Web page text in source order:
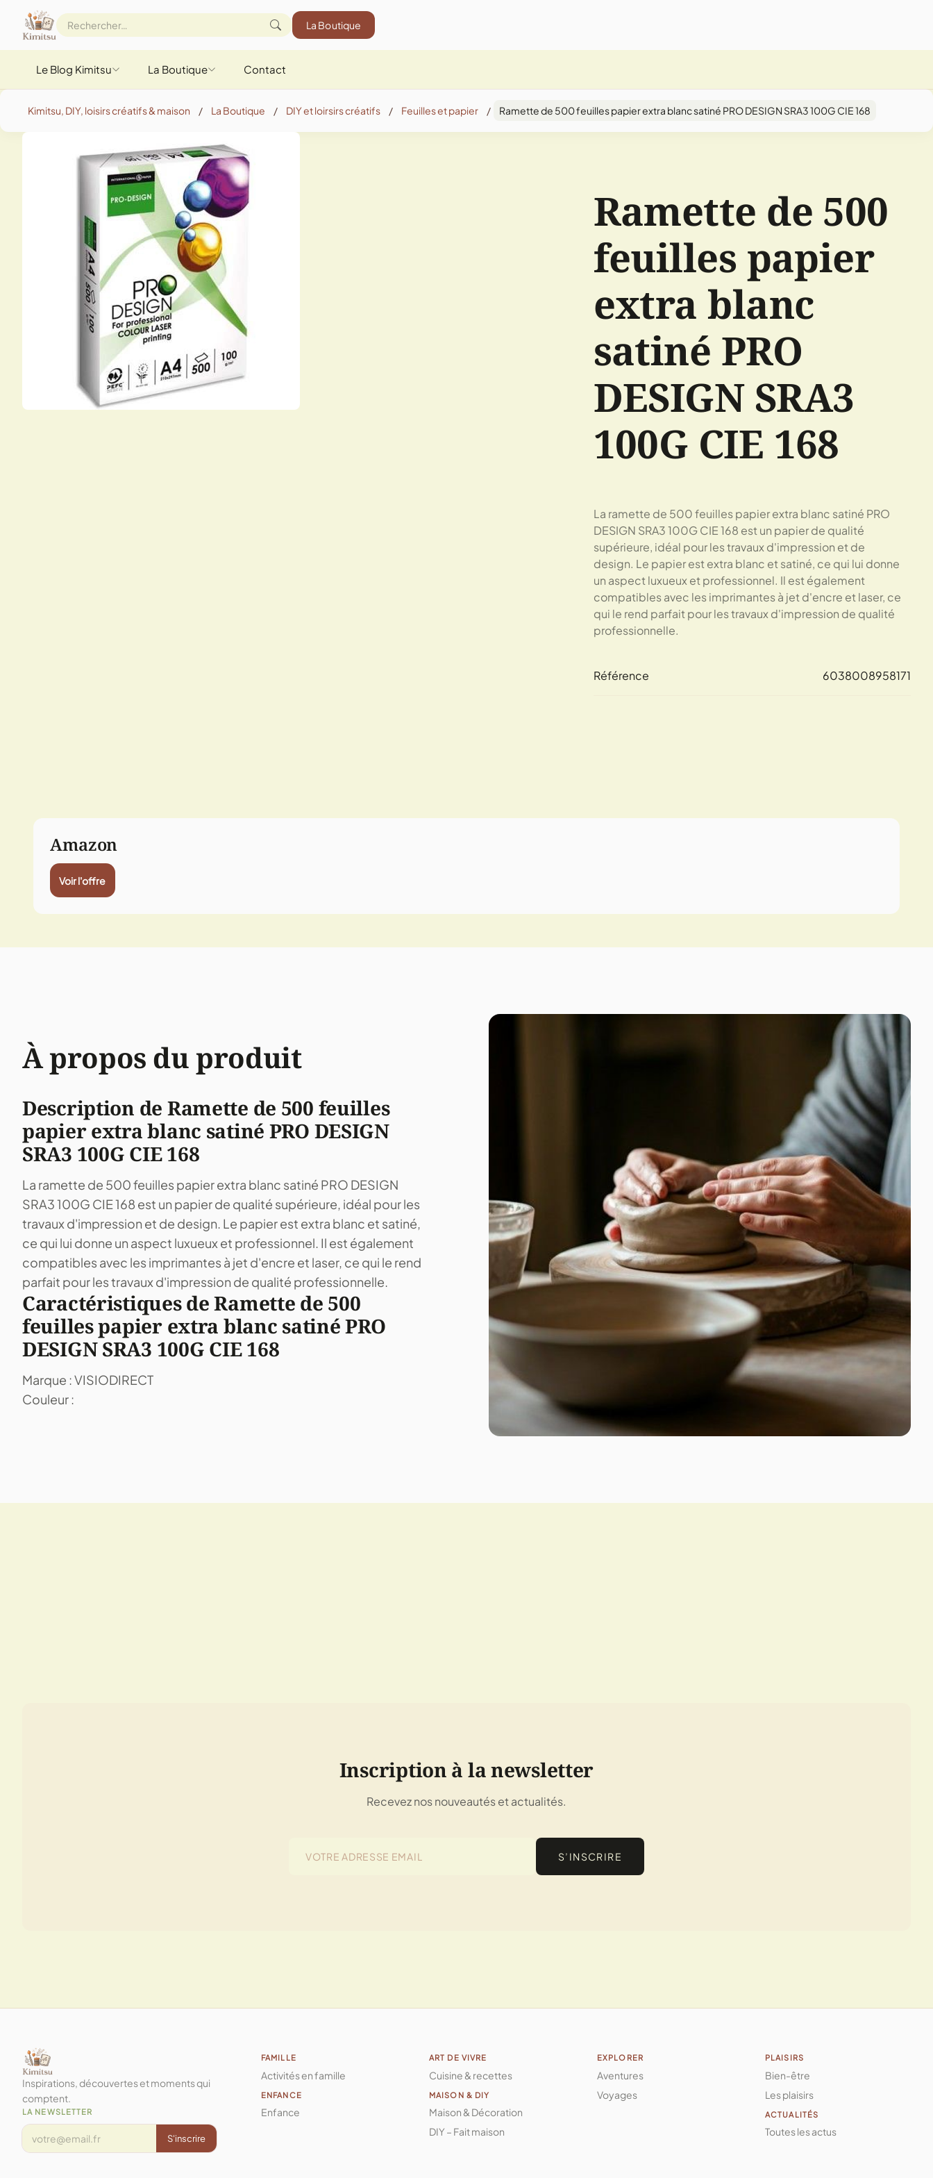
La Boutique
Le Blog Kimitsu La Boutique Contact
Kimitsu, DIY, loisirs créatifs & maison / La Boutique / DIY et loirsirs créatifs / Feuilles et papier / Ramette de 500 feuilles papier extra blanc satiné PRO DESIGN SRA3 100G CIE 168
Ramette de 500
feuilles papier
extra blanc
satiné PRO
DESIGN SRA3
100G CIE 168
La ramette de 500 feuilles papier extra blanc satiné PRO
DESIGN SRA3 100G CIE 168 est un papier de qualité
supérieure, idéal pour les travaux d'impression et de
design. Le papier est extra blanc et satiné, ce qui lui donne
un aspect luxueux et professionnel. Il est également
compatibles avec les imprimantes à jet d'encre et laser, ce
qui le rend parfait pour les travaux d'impression de qualité
professionnelle.
Référence 6038008958171
Amazon
Voir l'offre
À propos du produit
Description de Ramette de 500 feuilles
papier extra blanc satiné PRO DESIGN
SRA3 100G CIE 168
La ramette de 500 feuilles papier extra blanc satiné PRO DESIGN
SRA3 100G CIE 168 est un papier de qualité supérieure, idéal pour les
travaux d'impression et de design. Le papier est extra blanc et satiné,
ce qui lui donne un aspect luxueux et professionnel. Il est également
compatibles avec les imprimantes à jet d'encre et laser, ce qui le rend
parfait pour les travaux d'impression de qualité professionnelle.
Caractéristiques de Ramette de 500
feuilles papier extra blanc satiné PRO
DESIGN SRA3 100G CIE 168
Marque : VISIODIRECT
Couleur :
Inscription à la newsletter
Recevez nos nouveautés et actualités.
S’INSCRIRE
Inspirations, découvertes et moments qui
comptent.
LA NEWSLETTER
S'inscrire
FAMILLE
Activités en famille
ENFANCE
Enfance
ART DE VIVRE
Cuisine & recettes
MAISON & DIY
Maison & Décoration
DIY – Fait maison
EXPLORER
Aventures
Voyages
PLAISIRS
Bien-être
Les plaisirs
ACTUALITÉS
Toutes les actus